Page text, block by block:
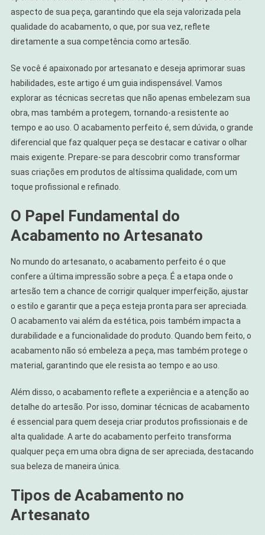
aspecto de sua peça, garantindo que ela seja valorizada pela
qualidade do acabamento, o que, por sua vez, reflete
diretamente a sua competência como artesão.
Se você é apaixonado por artesanato e deseja aprimorar suas
habilidades, este artigo é um guia indispensável. Vamos
explorar as técnicas secretas que não apenas embelezam sua
obra, mas também a protegem, tornando-a resistente ao
tempo e ao uso. O acabamento perfeito é, sem dúvida, o grande
diferencial que faz qualquer peça se destacar e cativar o olhar
mais exigente. Prepare-se para descobrir como transformar
suas criações em produtos de altíssima qualidade, com um
toque profissional e refinado.
O Papel Fundamental do
Acabamento no Artesanato
No mundo do artesanato, o acabamento perfeito é o que
confere a última impressão sobre a peça. É a etapa onde o
artesão tem a chance de corrigir qualquer imperfeição, ajustar
o estilo e garantir que a peça esteja pronta para ser apreciada.
O acabamento vai além da estética, pois também impacta a
durabilidade e a funcionalidade do produto. Quando bem feito, o
acabamento não só embeleza a peça, mas também protege o
material, garantindo que ele resista ao tempo e ao uso.
Além disso, o acabamento reflete a experiência e a atenção ao
detalhe do artesão. Por isso, dominar técnicas de acabamento
é essencial para quem deseja criar produtos profissionais e de
alta qualidade. A arte do acabamento perfeito transforma
qualquer peça em uma obra digna de ser apreciada, destacando
sua beleza de maneira única.
Tipos de Acabamento no
Artesanato